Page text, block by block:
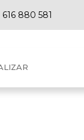
616 880 581